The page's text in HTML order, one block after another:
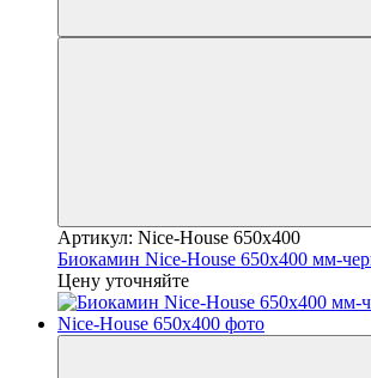
Артикул: Nice-House 650x400
Биокамин Nice-House 650x400 мм-
Цену уточняйте